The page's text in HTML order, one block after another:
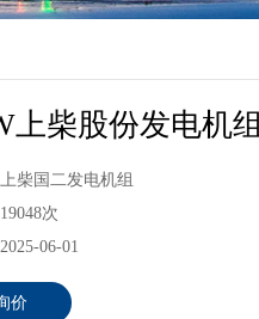
上柴股份发电机组
柴国二发电机组
次
06-01
价